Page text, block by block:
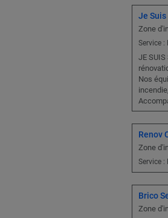
Je Suis
Zone
Service
JE
Nos
Renov
Zone
Service
Brico
Zone